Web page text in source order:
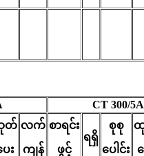
CT 300/5A
တ်
ေး
လက်
ကျန်
စာရင်း
ဖွင့်
ရရှိ
စုစု
ပေါင်း